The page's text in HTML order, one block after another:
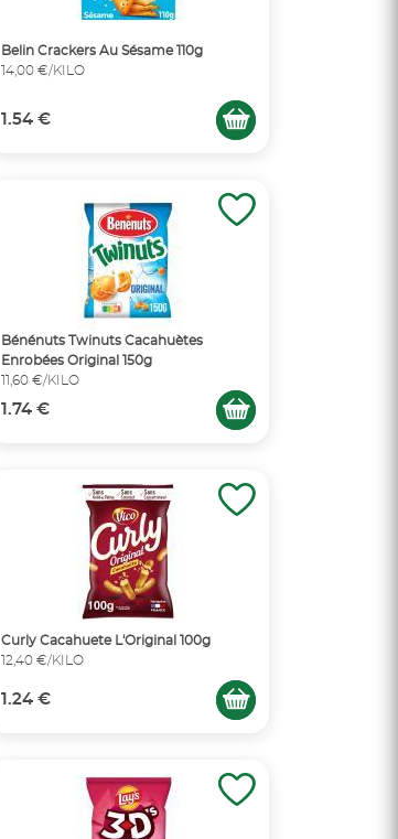
Belin Crackers Au Sésame 110g
14,00 €/KILO
1.54 €
Bénénuts Twinuts Cacahuètes
Enrobées Original 150g
11,60 €/KILO
1.74 €
Curly Cacahuete L'Original 100g
12,40 €/KILO
1.24 €